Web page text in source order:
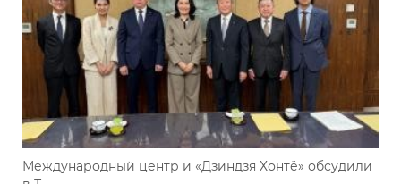
Международный центр и «Дзиндзя Хонтё» обсудили